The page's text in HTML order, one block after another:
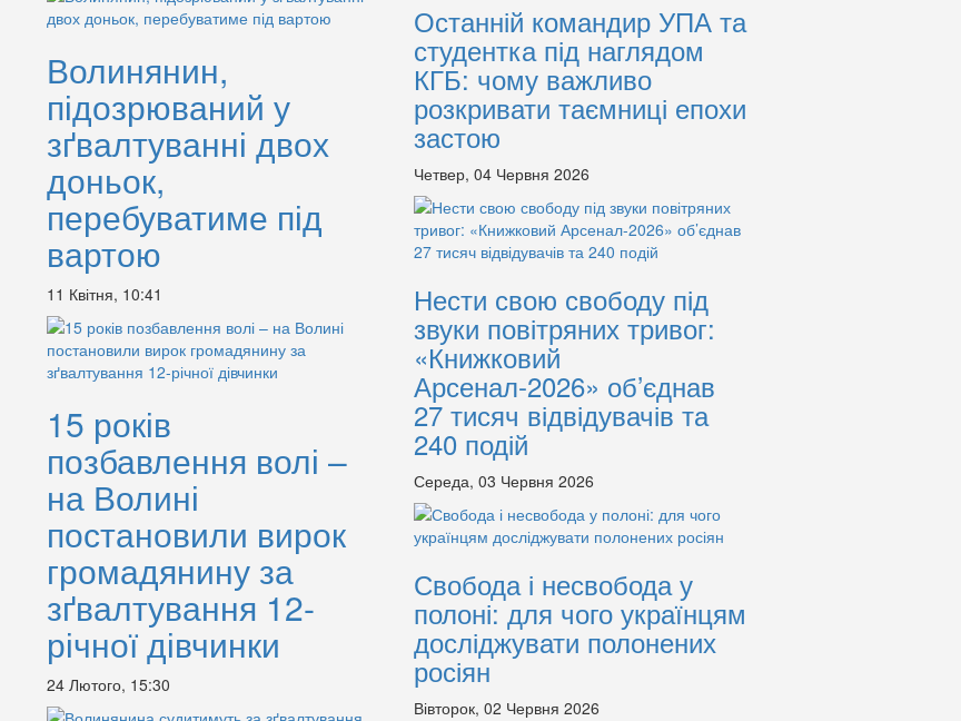
Волинянин,
підозрюваний у
зґвалтуванні двох
доньок,
перебуватиме під
вартою
11 Квітня, 10:41
15 років
позбавлення волі –
на Волині
постановили вирок
громадянину за
зґвалтування 12-
річної дівчинки
24 Лютого, 15:30
Останній командир УПА та
студентка під наглядом
КГБ: чому важливо
розкривати таємниці епохи
застою
Четвер, 04 Червня 2026
Нести свою свободу під
звуки повітряних тривог:
«Книжковий
Арсенал-2026» об’єднав
27 тисяч відвідувачів та
240 подій
Середа, 03 Червня 2026
Свобода і несвобода у
полоні: для чого українцям
досліджувати полонених
росіян
Вівторок, 02 Червня 2026